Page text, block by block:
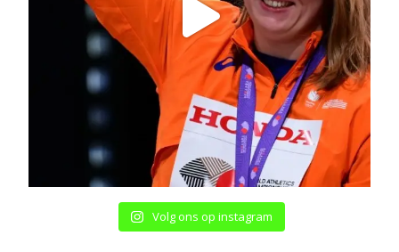
Volg ons op instagram